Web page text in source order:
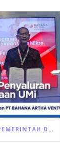
PUSAT INVESTASI PEMERINTAH DAN BAV RESMI MENANDATANGANI AKAD PEMBIAYAAN ULTRA MIKRO